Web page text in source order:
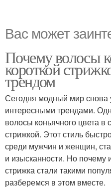
Вас может
Почему волосы
короткой
трендом
Сегодня модный мир снова
интересными трендами.
волосы коньячного цвета в
стрижкой. Этот стиль
среди мужчин и женщин,
и изысканности. Но почему
стрижка стали такими
разберемся в этом вместе.